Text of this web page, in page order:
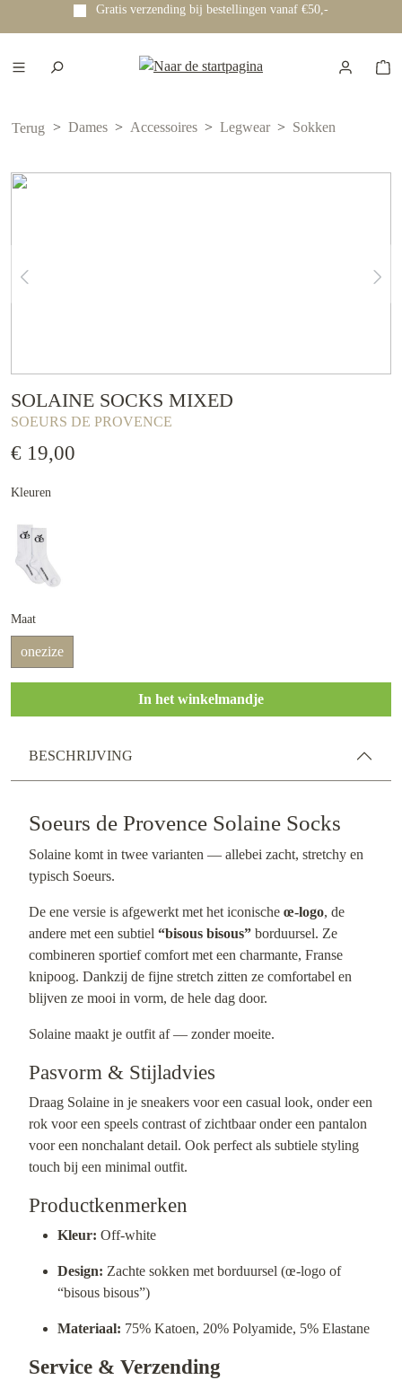
hoofdinhoud
Gratis verzending bij bestellingen vanaf €50,-
Terug Dames Accessoires Legwear Sokken
SOLAINE SOCKS MIXED
SOEURS DE PROVENCE
€ 19,00
Kleuren
Maat
onezize
In het winkelmandje
BESCHRIJVING
Soeurs de Provence Solaine Socks
Solaine komt in twee varianten — allebei zacht, stretchy en
typisch Soeurs.
De ene versie is afgewerkt met het iconische œ-logo, de
andere met een subtiel “bisous bisous” borduursel. Ze
combineren sportief comfort met een charmante, Franse
knipoog. Dankzij de fijne stretch zitten ze comfortabel en
blijven ze mooi in vorm, de hele dag door.
Solaine maakt je outfit af — zonder moeite.
Pasvorm & Stijladvies
Draag Solaine in je sneakers voor een casual look, onder een
rok voor een speels contrast of zichtbaar onder een pantalon
voor een nonchalant detail. Ook perfect als subtiele styling
touch bij een minimal outfit.
Productkenmerken
Kleur: Off-white
Design: Zachte sokken met borduursel (œ-logo of
“bisous bisous”)
Materiaal: 75% Katoen, 20% Polyamide, 5% Elastane
Service & Verzending